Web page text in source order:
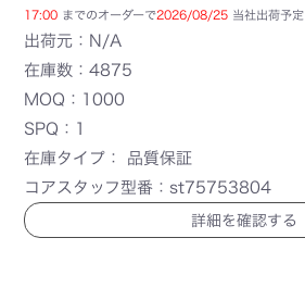
17:00 までのオーダーで2026/08/25 当社出荷予定
出荷元：N/A
在庫数：4875
MOQ：1000
SPQ：1
在庫タイプ： 品質保証
コアスタッフ型番：st75753804
詳細を確認する